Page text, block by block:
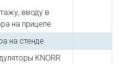
вводу в
на прицепе
на стенде
KNORR